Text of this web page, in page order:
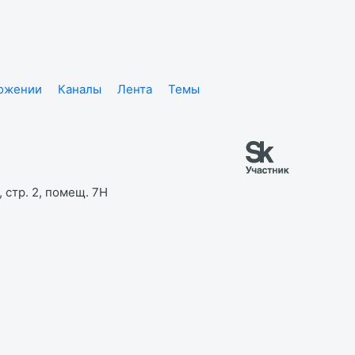
Каналы Лента
Темы
стр. 2, помещ. 7Н